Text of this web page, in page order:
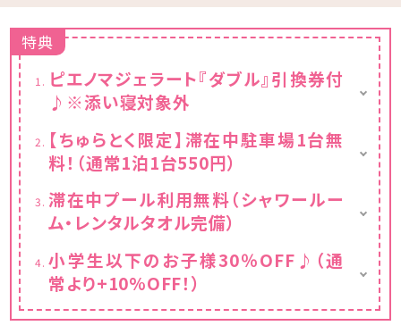
特典
ピエノマジェラート『ダブル』引換券付
♪※添い寝対象外
※『ピエノマジェラート』が休業日でご利用い
ただけない場合は、
いたします。
【ちゅらとく限定】滞在中駐車場1台無
料！（通常1泊1台550円）
※2台目からは有料となりますのでご注意くだ
さい
滞在中プール利用無料（シャワールー
ム・レンタルタオル完備）
日の13:00となります
※上記時間外でのご利用の場合は、1,000円/
※プールやビーチ用のバスタオル貸出無料で
小学生以下のお子様30％OFF♪（通
常より+10%OFF！）
※お子様料金は大人2名からが対象となりま
す